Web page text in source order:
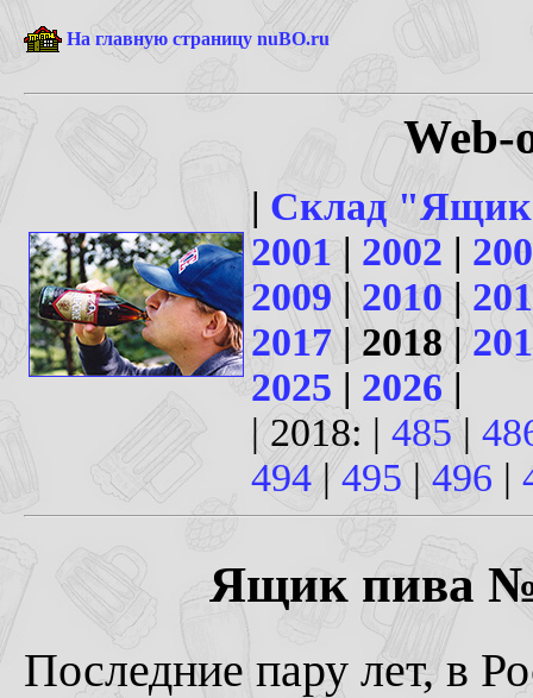
На главную страницу nuBO.ru
| Склад
2001 | 2002 |
2009| 2010|
2017 | 2018 |
2025 | 2026|
| 2018: | 485|
494 |495 |496 |
Ящик пива №
Последние пару лет, в